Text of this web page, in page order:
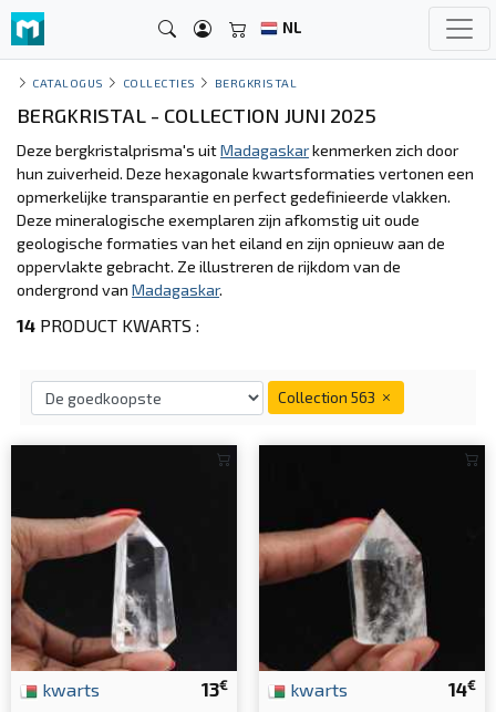
NL
CATALOGUS COLLECTIES BERGKRISTAL
BERGKRISTAL - COLLECTION JUNI 2025
Deze bergkristalprisma's uitMadagaskarkenmerken zich door
hun zuiverheid. Deze hexagonale kwartsformaties vertonen een
opmerkelijke transparantie en perfect gedefinieerde vlakken.
Deze mineralogische exemplaren zijn afkomstig uit oude
geologische formaties van het eiland en zijn opnieuw aan de
oppervlakte gebracht. Ze illustreren de rijkdom van de
ondergrond van Madagaskar.
14 PRODUCT KWARTS :
Collection 563
13€
kwarts 14€
kwarts